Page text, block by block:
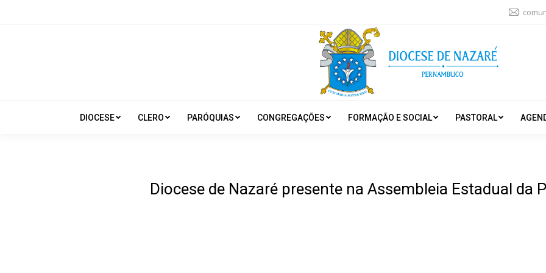
DIOCESE CLERO PARÓQUIAS CONGREGAÇÕES FORMAÇÃO E SOCIAL PASTORAL
Diocese de Nazaré presente na Assembleia Estadual da